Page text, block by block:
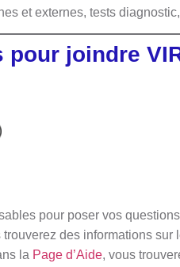
et externes, tests
joindre
pour poser vos
des informations
la Page d’Aide, vous